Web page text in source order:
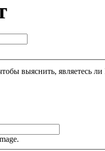
человеком или представляете из себя робота